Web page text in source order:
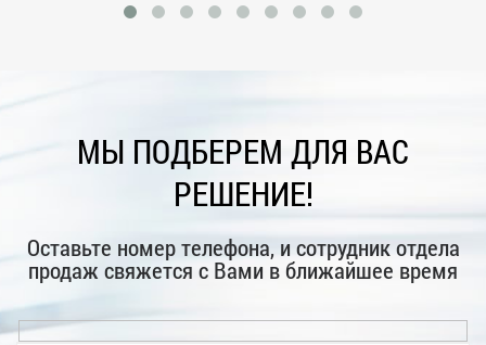
МЫ ПОДБЕРЕМ ДЛЯ ВАС
РЕШЕНИЕ!
Оставьте номер телефона, и сотрудник отдела
продаж свяжется с Вами в ближайшее время